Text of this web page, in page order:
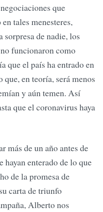
que
tales menesteres,
sorpresa de nadie, los
funcionaron como
que el país ha entrado en
en teoría, será menos
y aún temen. Así
que el coronavirus haya
más de un año antes de
enterado de lo que
de la promesa de
carta de triunfo
Alberto nos